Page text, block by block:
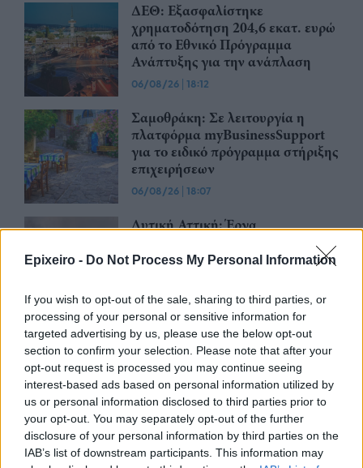
Epixeiro - Do Not Process My Personal Information
If you wish to opt-out of the sale, sharing to third parties, or
processing of your personal or sensitive information for
targeted advertising by us, please use the below opt-out
section to confirm your selection. Please note that after your
opt-out request is processed you may continue seeing
interest-based ads based on personal information utilized by
us or personal information disclosed to third parties prior to
your opt-out. You may separately opt-out of the further
disclosure of your personal information by third parties on the
IAB’s list of downstream participants. This information may
ΔΕΘ: Εξασφαλίστηκε
χρηματοδότηση 204,6 εκατ. ευρώ
από το Εθνικό Πρόγραμμα
Ανάπτυξης για την ανάπλαση
06/08/26 | 18:12
Σαμοθράκη: Σε λειτουργία η
πλατφόρμα myBusinessSupport
για το ειδικό πρόγραμμα στήριξης
επιχειρήσεων
06/08/26 | 18:07
Δυτική Αττική: Έργα
στρεμμάτων μετά την πυρκαγιά –
06/08/26|15:26
Χρ. Δήμας: Στο Εθνικό
Πρόγραμμα Ανάπτυξης η
αναβάθμιση του Αεροδρομίου
Πάρου
06/08/26|13:11
Υποβλήθηκε επισήμως το αίτημα
ενεργοποίησης της ρήτρας